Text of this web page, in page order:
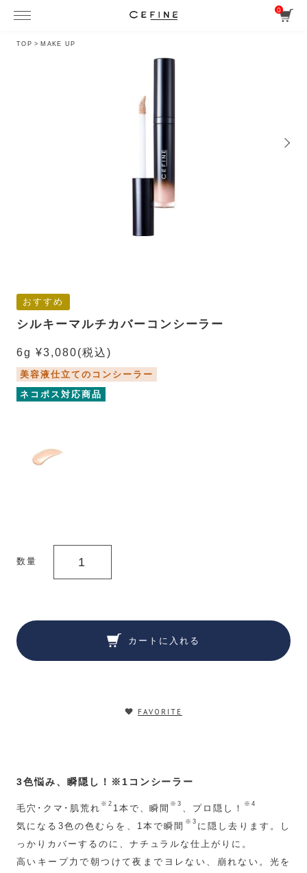
0
TOP > MAKE UP
おすすめ
シルキーマルチカバーコンシーラー
6g ¥3,080(税込)
美容液仕立てのコンシーラー
ネコポス対応商品
数量
カートに入れる
FAVORITE
3色悩み、瞬隠し！※1コンシーラー
毛穴･クマ･肌荒れ ※2 1本で、瞬間 ※3 、プロ隠し！ ※4
気になる3色の色むらを、1本で瞬間 ※3 に隠し去ります。し
っかりカバーするのに、ナチュラルな仕上がりに。
高いキープ力で朝つけて夜までヨレない、崩れない。光を